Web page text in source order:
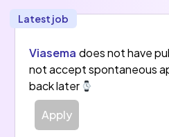
- L’apport de
dans les nouvelles
dont nos clients ne
- Des solutions
performantes
- Notre plateforme est
les environnements IT
industriels français
Latest job
Viasema does not have
not accept spontaneous
back later
Apply